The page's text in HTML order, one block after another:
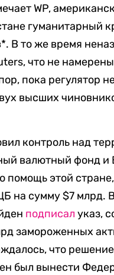
WP,
гуманитарный
В то же время
что не
пока регулятор
высших
контроль над
валютный фонд и
помощь этой
на сумму $7 млрд.
подписал указ,
замороженных
что
был вынести